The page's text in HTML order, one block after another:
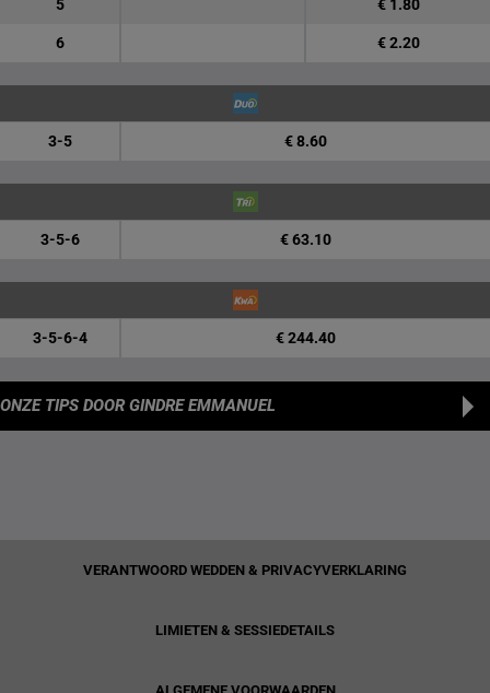
5 € 1.80
6 € 2.20
3-5 € 8.60
3-5-6 € 63.10
3-5-6-4 € 244.40
ONZE TIPS DOOR GINDRE EMMANUEL
VERANTWOORD WEDDEN & PRIVACYVERKLARING
LIMIETEN & SESSIEDETAILS